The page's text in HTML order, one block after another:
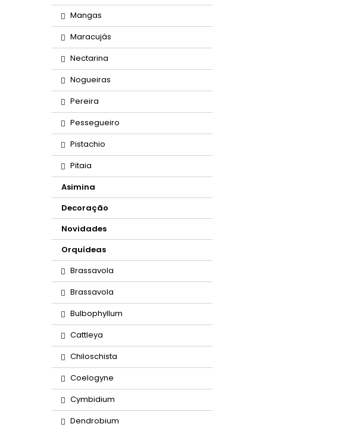
Mangas
Maracujás
Nectarina
Nogueiras
Pereira
Pessegueiro
Pistachio
Pitaia
Asimina
Decoração
Novidades
Orquídeas
Brassavola
Brassavola
Bulbophyllum
Cattleya
Chiloschista
Coelogyne
Cymbidium
Dendrobium